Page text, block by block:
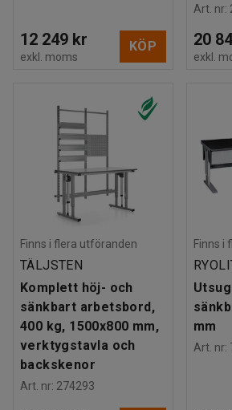
12 249 kr
exkl. moms
KÖP
Art. nr:
20
exkl.
Finns i flera utföranden
TÄLJSTEN
Komplett höj- och
sänkbart arbetsbord,
400 kg, 1500x800 mm,
verktygstavla och
backskenor
Art. nr: 274293
Finns i
mm
Art. nr: